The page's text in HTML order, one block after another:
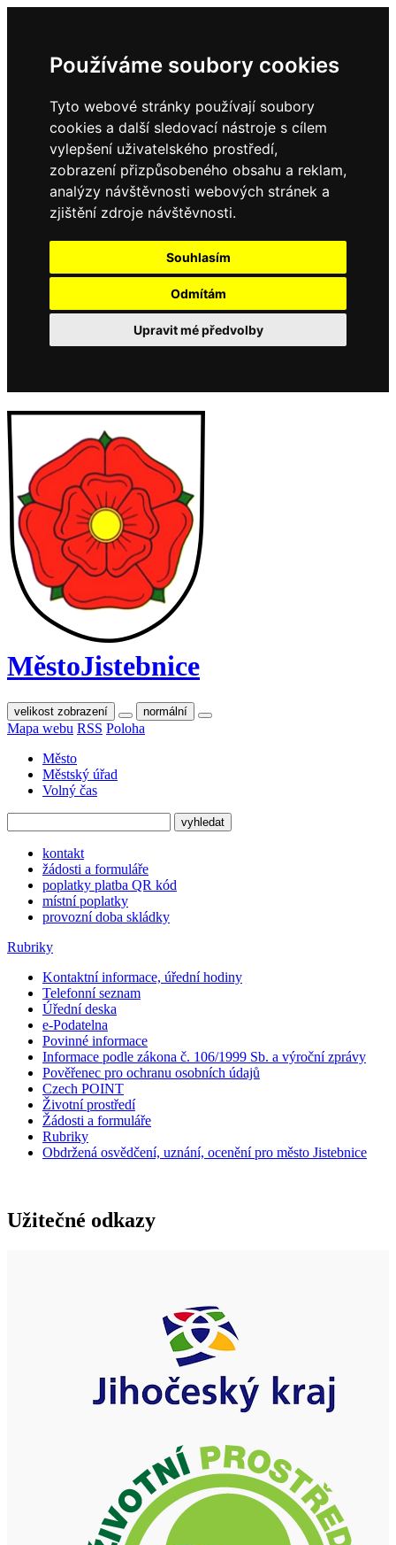
Používáme soubory cookies
Tyto webové stránky používají soubory
cookies a další sledovací nástroje s cílem
vylepšení uživatelského prostředí,
zobrazení přizpůsobeného obsahu a reklam,
analýzy návštěvnosti webových stránek a
zjištění zdroje návštěvnosti.
Souhlasím
Odmítám
Upravit mé předvolby
MěstoJistebnice
velikost zobrazení normální
Mapa webu RSS Poloha
Město
Městský úřad
Volný čas
kontakt
žádosti a formuláře
poplatky platba QR kód
místní poplatky
provozní doba skládky
Rubriky
Kontaktní informace, úřední hodiny
Telefonní seznam
Úřední deska
e-Podatelna
Povinné informace
Informace podle zákona č. 106/1999 Sb. a výroční zprávy
Pověřenec pro ochranu osobních údajů
Czech POINT
Životní prostředí
Žádosti a formuláře
Rubriky
Obdržená osvědčení, uznání, ocenění pro město Jistebnice
Užitečné odkazy